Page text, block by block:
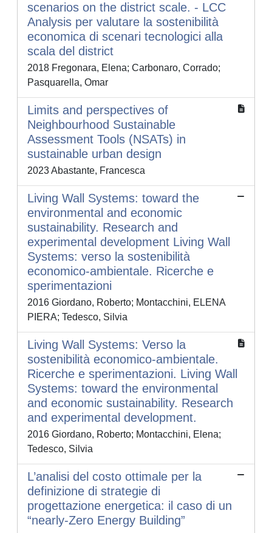
scenarios on the district scale. - LCC
Analysis per valutare la sostenibilità
economica di scenari tecnologici alla
scala del district
2018 Fregonara, Elena; Carbonaro, Corrado;
Pasquarella, Omar
Limits and perspectives of
Neighbourhood Sustainable
Assessment Tools (NSATs) in
sustainable urban design
2023 Abastante, Francesca
Living Wall Systems: toward the
environmental and economic
sustainability. Research and
experimental development Living Wall
Systems: verso la sostenibilità
economico-ambientale. Ricerche e
sperimentazioni
2016 Giordano, Roberto; Montacchini, ELENA
PIERA; Tedesco, Silvia
Living Wall Systems: Verso la
sostenibilità economico-ambientale.
Ricerche e sperimentazioni. Living Wall
Systems: toward the environmental
and economic sustainability. Research
and experimental development.
2016 Giordano, Roberto; Montacchini, Elena;
Tedesco, Silvia
L’analisi del costo ottimale per la
definizione di strategie di
progettazione energetica: il caso di un
“nearly-Zero Energy Building”